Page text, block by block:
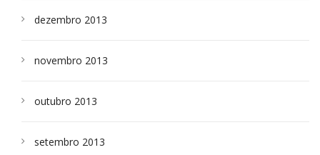
dezembro 2013
novembro 2013
outubro 2013
setembro 2013